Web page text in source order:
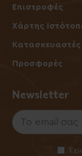
Επιστροφές
Χάρτης
Κατασκευαστές
Προσφορές
Newsletter